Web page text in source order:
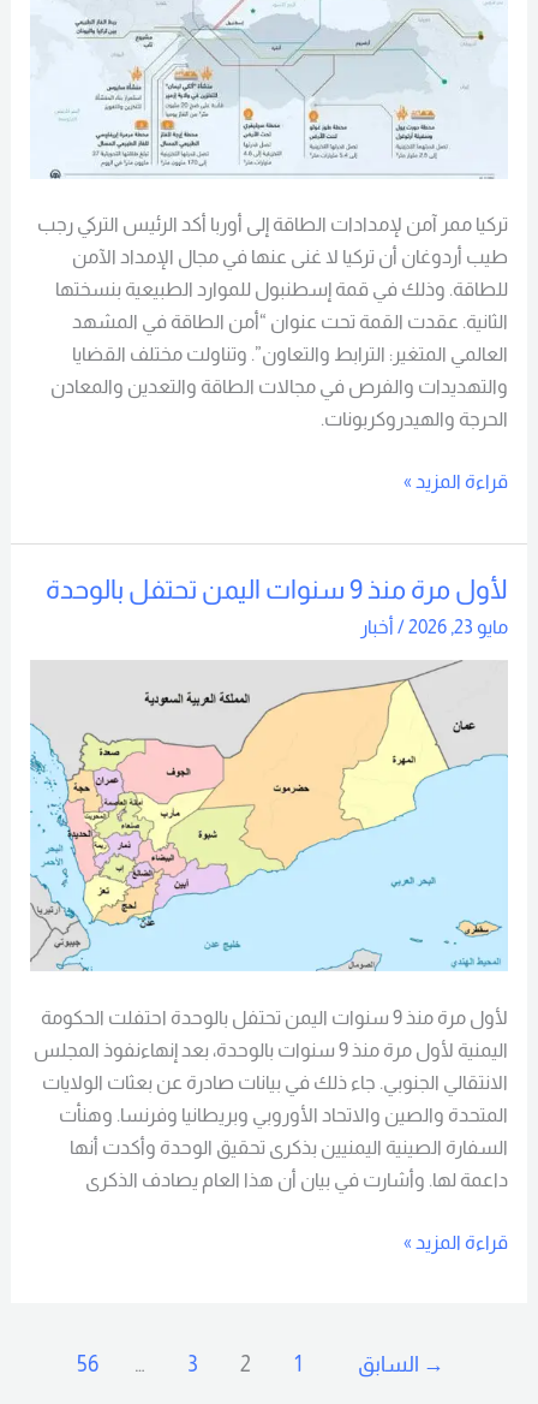
تركيا ممر آمن لإمدادات الطاقة إلى أوربا أكد الرئيس التركي رجب
طيب أردوغان أن تركيا لا غنى عنها في مجال الإمداد الآمن
للطاقة. وذلك في قمة إسطنبول للموارد الطبيعية بنسختها
الثانية. عقدت القمة تحت عنوان “أمن الطاقة في المشهد
العالمي المتغير: الترابط والتعاون”. وتناولت مختلف القضايا
والتهديدات والفرص في مجالات الطاقة والتعدين والمعادن
الحرجة والهيدروكربونات.
قراءة المزيد »
لأول مرة منذ 9 سنوات اليمن تحتفل بالوحدة
مايو 23, 2026 / أخبار
لأول مرة منذ 9 سنوات اليمن تحتفل بالوحدة احتفلت الحكومة
اليمنية لأول مرة منذ 9 سنوات بالوحدة، بعد إنهاءنفوذ المجلس
الانتقالي الجنوبي. جاء ذلك في بيانات صادرة عن بعثات الولايات
المتحدة والصين والاتحاد الأوروبي وبريطانيا وفرنسا. وهنأت
السفارة الصينية اليمنيين بذكرى تحقيق الوحدة وأكدت أنها
داعمة لها. وأشارت في بيان أن هذا العام يصادف الذكرى
لأول
مرة
سنوات
اليمن
قراءة المزيد »
→ السابق 1
2
3
…
56